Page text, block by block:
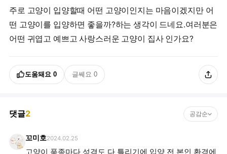
주로 고양이 입양할때 어떤 고양이인지는 마음이겠지만 어
떤 고양이를 입양하면 좋을까?하는 생각이 드네요.여러분은
어떤 귀엽고 예쁘고 사랑스러운 고양이 집사 인가요?
도움돼요 0 글쎄요 0
댓글2 공감순
꼬미호2024.02.25
고양이 품종마다 성격도 다 틀리기에 입양 전 본인 환경에